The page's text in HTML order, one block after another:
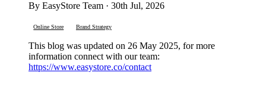
By EasyStore Team · 30th Jul, 2026
Online Store Brand Strategy
This blog was updated on 26 May 2025, for more
information connect with our team:
https://www.easystore.co/contact